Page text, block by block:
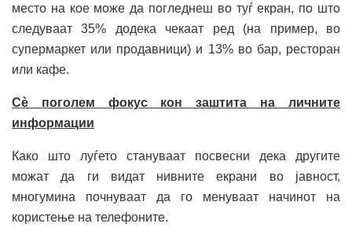
место на кое може да погледнеш во туѓ екран, по што
следуваат 35% додека чекаат ред (на пример, во
супермаркет или продавници) и 13% во бар, ресторан
или кафе.
Сè поголем фокус кон заштита на личните
информации
Како што луѓето стануваат посвесни дека другите
можат да ги видат нивните екрани во јавност,
многумина почнуваат да го менуваат начинот на
користење на телефоните.